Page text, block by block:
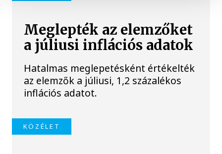
Meglepték az elemzőket
a júliusi inflációs adatok
Hatalmas meglepetésként értékelték
az elemzők a júliusi, 1,2 százalékos
inflációs adatot.
KÖZÉLET